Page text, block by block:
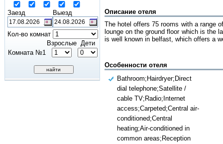
Заезд Выезд
Кол-во комнат
Взрослые Дети
Комната №1
Описание отеля
The hotel offers 75 rooms with a range
lounge on the ground floor which is the
is well known in belfast, which offers a
Особенности отеля
Bathroom;Hairdryer;Direct
dial telephone;Satellite /
cable TV;Radio;Internet
access;Carpeted;Central air-
conditioned;Central
heating;Air-conditioned in
common areas;Reception